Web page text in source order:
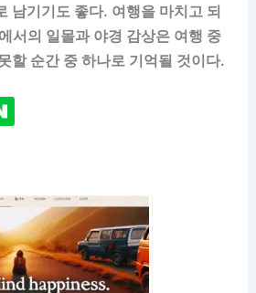
남기기도 좋다. 여행을 마치고 되
서의 일몰과 야경 감상은 여행 중
할 순간 중 하나로 기억될 것이다.